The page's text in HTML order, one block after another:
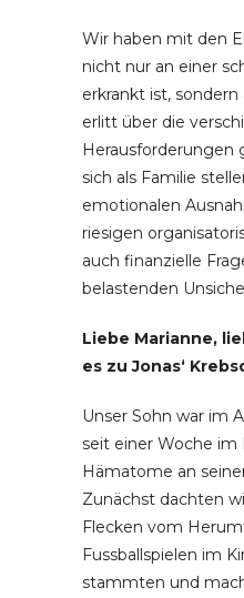
Wir haben mit den
nicht nur an einer
erkrankt ist,
erlitt über die
Herausforderungen
sich als Familie
emotionalen
riesigen
auch finanzielle
belastenden
Liebe Marianne,
es zu Jonas‘
Unser Sohn war im
seit einer Woche im
Hämatome an
Zunächst dachten
Flecken vom
Fussballspielen im
stammten und